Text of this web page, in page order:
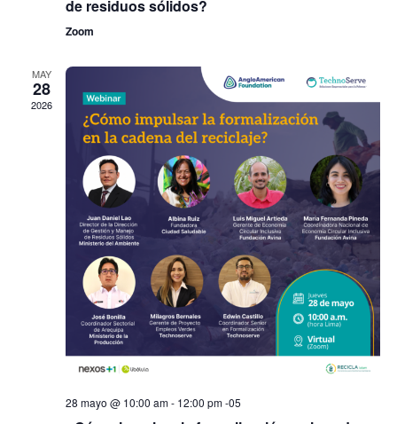
de residuos sólidos?
Zoom
MAY
28
2026
28 mayo @ 10:00 am- 12:00 pm -05